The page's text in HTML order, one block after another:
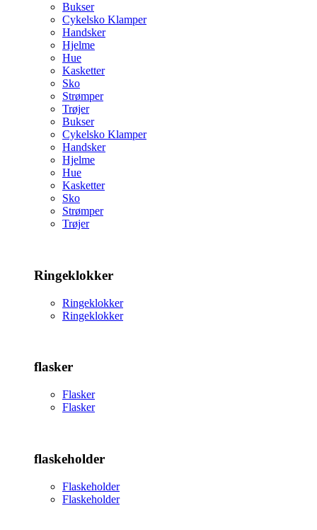
Bukser
Cykelsko Klamper
Handsker
Hjelme
Hue
Kasketter
Sko
Strømper
Trøjer
Bukser
Cykelsko Klamper
Handsker
Hjelme
Hue
Kasketter
Sko
Strømper
Trøjer
Ringeklokker
Ringeklokker
Ringeklokker
flasker
Flasker
Flasker
flaskeholder
Flaskeholder
Flaskeholder